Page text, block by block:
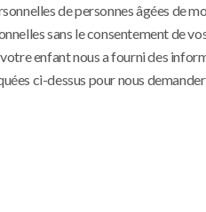
de personnes âgées de
sans le consentement de
enfant nous a fourni des
ci-dessus pour nous